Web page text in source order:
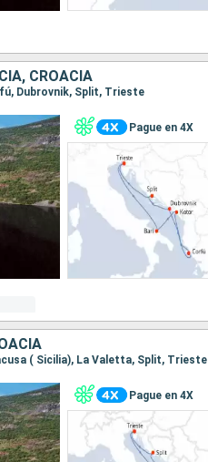
CROACIA
Dubrovnik, Split, Trieste
Pague en 4X
( Sicilia), La Valetta, Split, Trieste
Pague en 4X